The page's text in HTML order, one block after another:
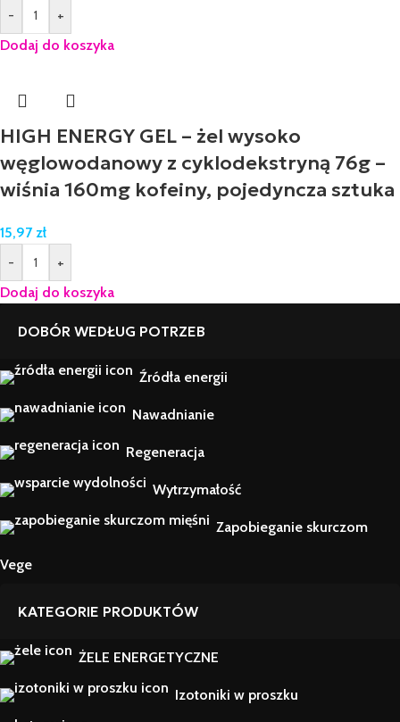
-
+
Dodaj do koszyka
HIGH ENERGY GEL – żel wysoko
węglowodanowy z cyklodekstryną 76g –
wiśnia 160mg kofeiny, pojedyncza sztuka
15,97 zł
-
+
Dodaj do koszyka
DOBÓR WEDŁUG POTRZEB
Źródła energii
Nawadnianie
Regeneracja
Wytrzymałość
Zapobieganie skurczom
Vege
KATEGORIE PRODUKTÓW
ŻELE ENERGETYCZNE
Izotoniki w proszku